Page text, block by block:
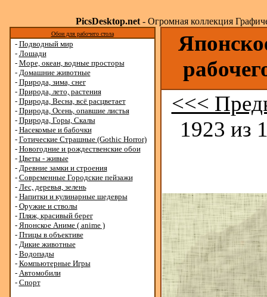
PicsDesktop.net- Огромная коллекция
Обои для рабочего стола
- Подводный мир
- Лошади
- Море, океан, водные просторы
- Домашние животные
- Природа, зима, снег
- Природа, лето, растения
- Природа, Весна, всё расцветает
- Природа, Осень, опавшие листья
- Природа, Горы, Скалы
- Насекомые и бабочки
- Готические Страшные (Gothic Horror)
- Новогодние и рождественские обои
- Цветы - живые
- Древние замки и строения
- Современные Городские пейзажи
- Лес, деревья, зелень
- Напитки и кулинарные шедевры
- Оружие и стволы
- Пляж, красивый берег
- Японское Аниме ( anime )
- Птицы в объективе
- Дикие животные
- Водопады
- Компьютерные Игры
- Автомобили
- Спорт
<<<
1923 из